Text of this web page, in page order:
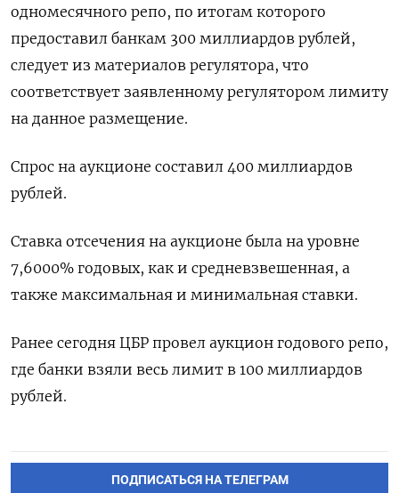
одномесячного репо, по итогам которого
предоставил банкам 300 миллиардов рублей,
следует из материалов регулятора, что
соответствует заявленному регулятором лимиту
на данное размещение.
Спрос на аукционе составил 400 миллиардов
рублей.
Ставка отсечения на аукционе была на уровне
7,6000% годовых, как и средневзвешенная, а
также максимальная и минимальная ставки.
Ранее сегодня ЦБР провел аукцион годового репо,
где банки взяли весь лимит в 100 миллиардов
рублей.
ПОДПИСАТЬСЯ НА ТЕЛЕГРАМ